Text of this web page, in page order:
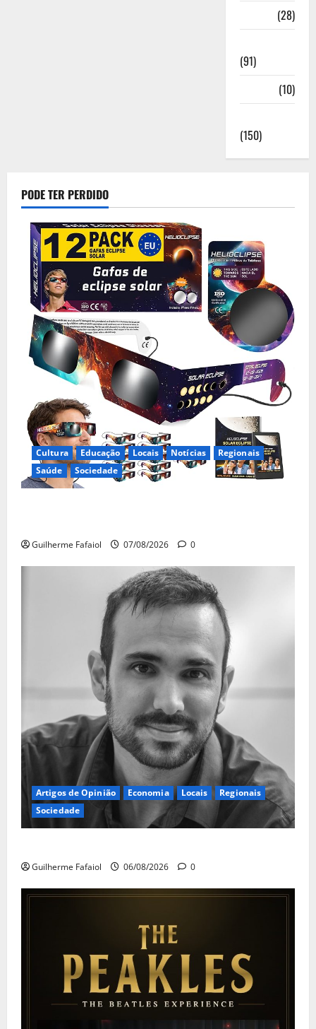
(28)
(91)
(10)
(150)
PODE TER PERDIDO
Cultura Educação Locais Notícias
Regionais
Saúde
Sociedade
Guilherme Fafaiol 07/08/2026 0
Artigos de Opinião Economia Locais
Regionais
Sociedade
Guilherme Fafaiol 06/08/2026 0